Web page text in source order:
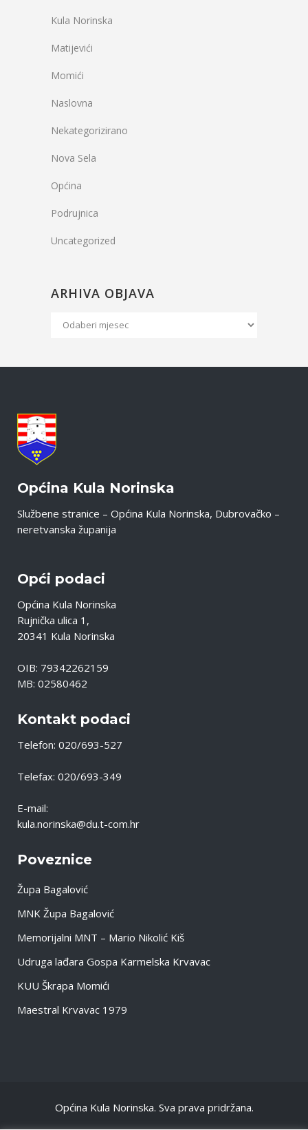
Kula Norinska
Matijevići
Momići
Naslovna
Nekategorizirano
Nova Sela
Općina
Podrujnica
Uncategorized
ARHIVA OBJAVA
Arhiva
Općina Kula Norinska
Službene stranice – Općina Kula Norinska, Dubrovačko –
neretvanska županija
Opći podaci
Općina Kula Norinska
Rujnička ulica 1,
20341 Kula Norinska
OIB: 79342262159
MB: 02580462
Kontakt podaci
Telefon: 020/693-527
Telefax: 020/693-349
E-mail:
kula.norinska@du.t-com.hr
Poveznice
Župa Bagalović
MNK Župa Bagalović
Memorijalni MNT – Mario Nikolić Kiš
Udruga lađara Gospa Karmelska Krvavac
KUU Škrapa Momići
Maestral Krvavac 1979
Općina Kula Norinska. Sva prava pridržana.